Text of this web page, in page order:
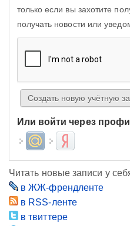
только если вы захотите
получать новости или
Или войти через
Login with Mail.ruLogin with Яндекс
Читать новые записи у
в ЖЖ-френдленте
в RSS-ленте
в твиттере